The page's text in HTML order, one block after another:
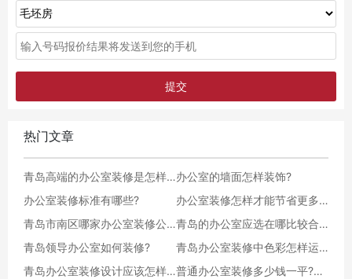
热门文章
青岛高端的办公室装修是怎样收费的?办公室的墙面怎样装饰?
办公室装修标准有哪些?
办公室装修怎样才能节省更多的空间?
青岛市南区哪家办公室装修公司比较好?
青岛的办公室应选在哪比较合适?
青岛领导办公室如何装修?
青岛办公室装修中色彩怎样运用?
青岛办公室装修设计应该怎样减少污染呢?
普通办公室装修多少钱一平?哪位大神知道的麻烦解答一下